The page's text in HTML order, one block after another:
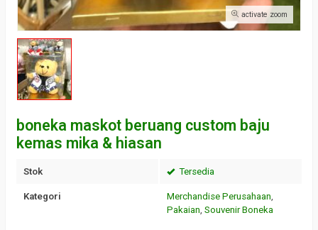
activate zoom
boneka maskot beruang custom baju
kemas mika & hiasan
Stok Tersedia
Kategori Merchandise Perusahaan,
Pakaian, Souvenir Boneka